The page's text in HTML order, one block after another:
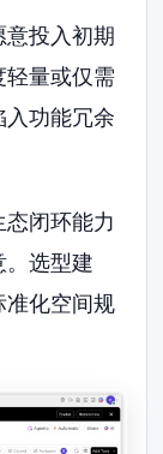
意投入初期
轻量或仅需
功能冗余
态闭环能力
。选型建
准化空间规